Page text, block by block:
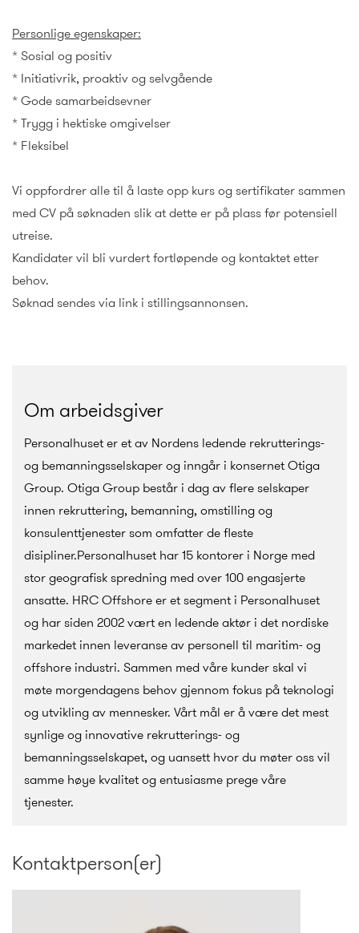
Personlige egenskaper:
* Sosial og positiv
* Initiativrik, proaktiv og selvgående
* Gode samarbeidsevner
* Trygg i hektiske omgivelser
* Fleksibel
Vi oppfordrer alle til å laste opp kurs og sertifikater sammen
med CV på søknaden slik at dette er på plass før potensiell
utreise.
Kandidater vil bli vurdert fortløpende og kontaktet etter
behov.
Søknad sendes via link i stillingsannonsen.
Om arbeidsgiver
Personalhuset er et av Nordens ledende rekrutterings-
og bemanningsselskaper og inngår i konsernet Otiga
Group. Otiga Group består i dag av flere selskaper
innen rekruttering, bemanning, omstilling og
konsulenttjenester som omfatter de fleste
disipliner.Personalhuset har 15 kontorer i Norge med
stor geografisk spredning med over 100 engasjerte
ansatte. HRC Offshore er et segment i Personalhuset
og har siden 2002 vært en ledende aktør i det nordiske
markedet innen leveranse av personell til maritim- og
offshore industri. Sammen med våre kunder skal vi
møte morgendagens behov gjennom fokus på teknologi
og utvikling av mennesker. Vårt mål er å være det mest
synlige og innovative rekrutterings- og
bemanningsselskapet, og uansett hvor du møter oss vil
samme høye kvalitet og entusiasme prege våre
tjenester.
Kontaktperson(er)